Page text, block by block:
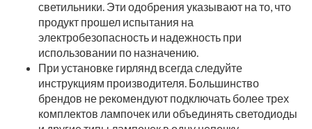
светильники. Эти одобрения указывают на то, что
продукт прошел испытания на
электробезопасность и надежность при
использовании по назначению.
При установке гирлянд всегда следуйте
инструкциям производителя. Большинство
брендов не рекомендуют подключать более трех
комплектов лампочек или объединять светодиоды